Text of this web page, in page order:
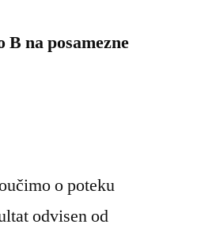
na posamezne
o poteku
odvisen od